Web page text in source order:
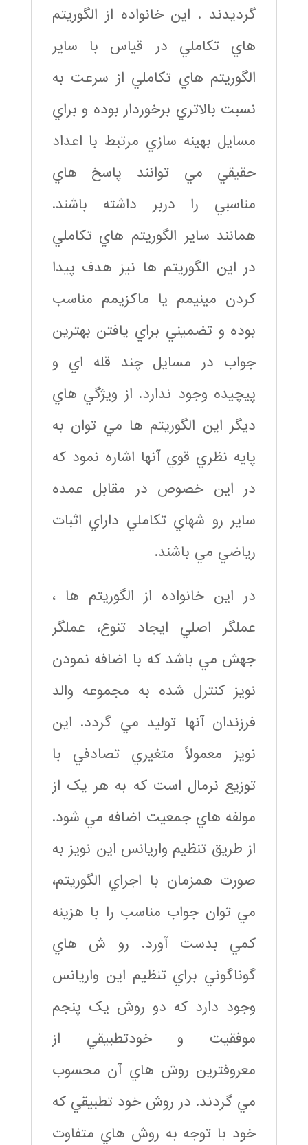
گرديدند . اين خانواده از الگوريتم
هاي تکاملي در قياس با ساير
الگوريتم هاي تکاملي از سرعت به
نسبت بالاتري برخوردار بوده و براي
مسايل بهينه سازي مرتبط با اعداد
حقيقي مي توانند پاسخ هاي
مناسبي را دربر داشته باشند.
همانند ساير الگوريتم هاي تکاملي
در اين الگوريتم ها نيز هدف پيدا
کردن مينيمم يا ماکزيمم مناسب
بوده و تضميني براي يافتن بهترين
جواب در مسايل چند قله اي و
پيچيده وجود ندارد. از ويژگي هاي
ديگر اين الگوريتم ها مي توان به
پايه نظري قوي آنها اشاره نمود که
در اين خصوص در مقابل عمده
ساير رو شهاي تکاملي داراي اثبات
رياضي مي باشند.
در اين خانواده از الگوريتم ها ،
عملگر اصلي ايجاد تنوع، عملگر
جهش مي باشد که با اضافه نمودن
نويز کنترل شده به مجموعه والد
فرزندان آنها توليد مي گردد. اين
نويز معمولاً متغيري تصادفي با
توزيع نرمال است که به هر يک از
مولفه هاي جمعيت اضافه مي شود.
از طريق تنظيم واريانس اين نويز به
صورت همزمان با اجراي الگوريتم،
مي توان جواب مناسب را با هزينه
کمي بدست آورد. رو ش هاي
گوناگوني براي تنظيم اين واريانس
وجود دارد که دو روش يک پنجم
موفقيت و خودتطبيقي از
معروفترين روش هاي آن محسوب
مي گردند. در روش خود تطبيقي که
خود با توجه به روش هاي متفاوت